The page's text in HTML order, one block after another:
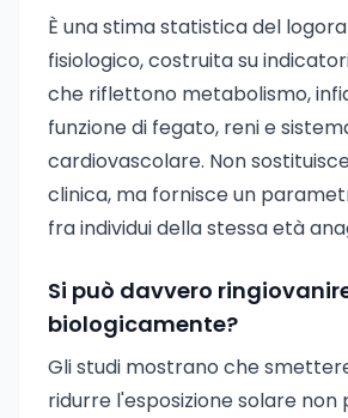
È una stima statistica del
fisiologico, costruita su
che riflettono metabolismo,
funzione di fegato, reni e
cardiovascolare. Non
clinica, ma fornisce un
fra individui della stessa età
Si può davvero
biologicamente?
Gli studi mostrano che
ridurre l'esposizione solare